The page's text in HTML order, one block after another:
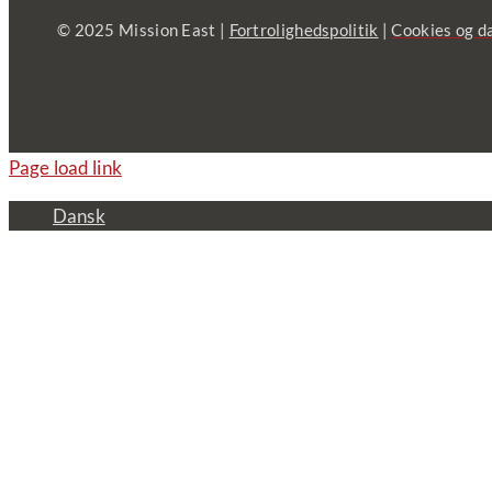
© 2025 Mission East | Fortrolighedspolitik |Cookies og
Page load link
Dansk